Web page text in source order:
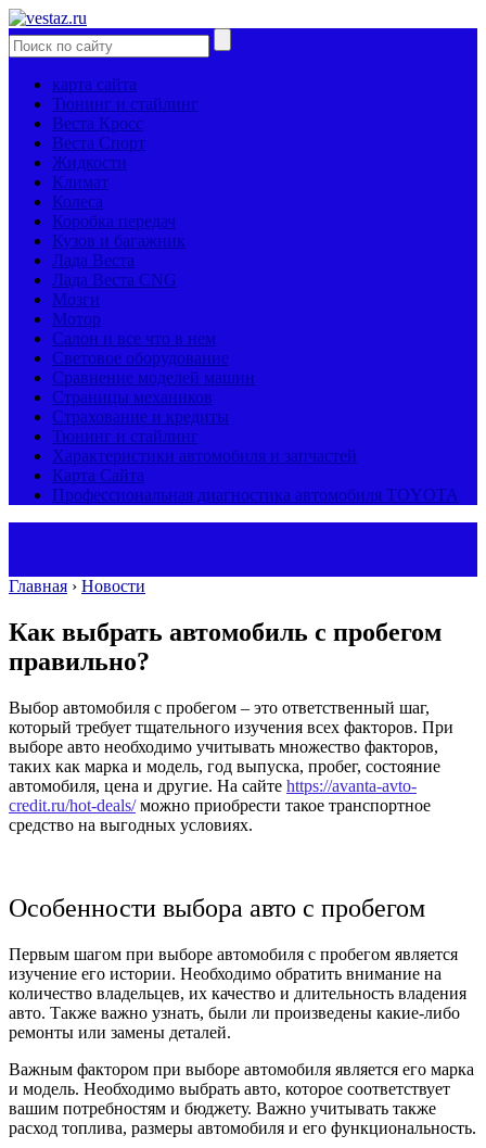
карта сайта
Тюнинг и стайлинг
Веста Кросс
Веста Спорт
Жидкости
Климат
Колеса
Коробка передач
Кузов и багажник
Лада Веста
Лада Веста CNG
Мозги
Мотор
Салон и все что в нем
Световое оборудование
Сравнение моделей машин
Страницы механиков
Страхование и кредиты
Тюнинг и стайлинг
Характеристики автомобиля и запчастей
Карта Сайта
Профессиональная диагностика автомобиля TOYOTA
Главная › Новости
Как выбрать автомобиль с пробегом
правильно?
Выбор автомобиля с пробегом – это ответственный шаг,
который требует тщательного изучения всех факторов. При
выборе авто необходимо учитывать множество факторов,
таких как марка и модель, год выпуска, пробег, состояние
автомобиля, цена и другие. На сайте https://avanta-avto-
credit.ru/hot-deals/можно приобрести такое транспортное
средство на выгодных условиях.
Особенности выбора авто с пробегом
Первым шагом при выборе автомобиля с пробегом является
изучение его истории. Необходимо обратить внимание на
количество владельцев, их качество и длительность владения
авто. Также важно узнать, были ли произведены какие-либо
ремонты или замены деталей.
Важным фактором при выборе автомобиля является его марка
и модель. Необходимо выбрать авто, которое соответствует
вашим потребностям и бюджету. Важно учитывать также
расход топлива, размеры автомобиля и его функциональность.